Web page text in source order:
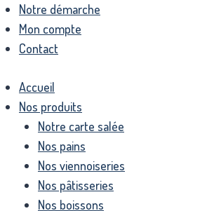
Notre démarche
Mon compte
Contact
Accueil
Nos produits
Notre carte salée
Nos pains
Nos viennoiseries
Nos pâtisseries
Nos boissons